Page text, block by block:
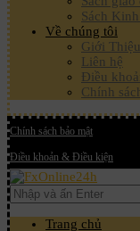
Sách
Về chúng tôi
Giới Thiệu
Liên hệ
Điều
Chính
Chính sách bảo mật
Điều khoản & Điều kiện
Trang chủ